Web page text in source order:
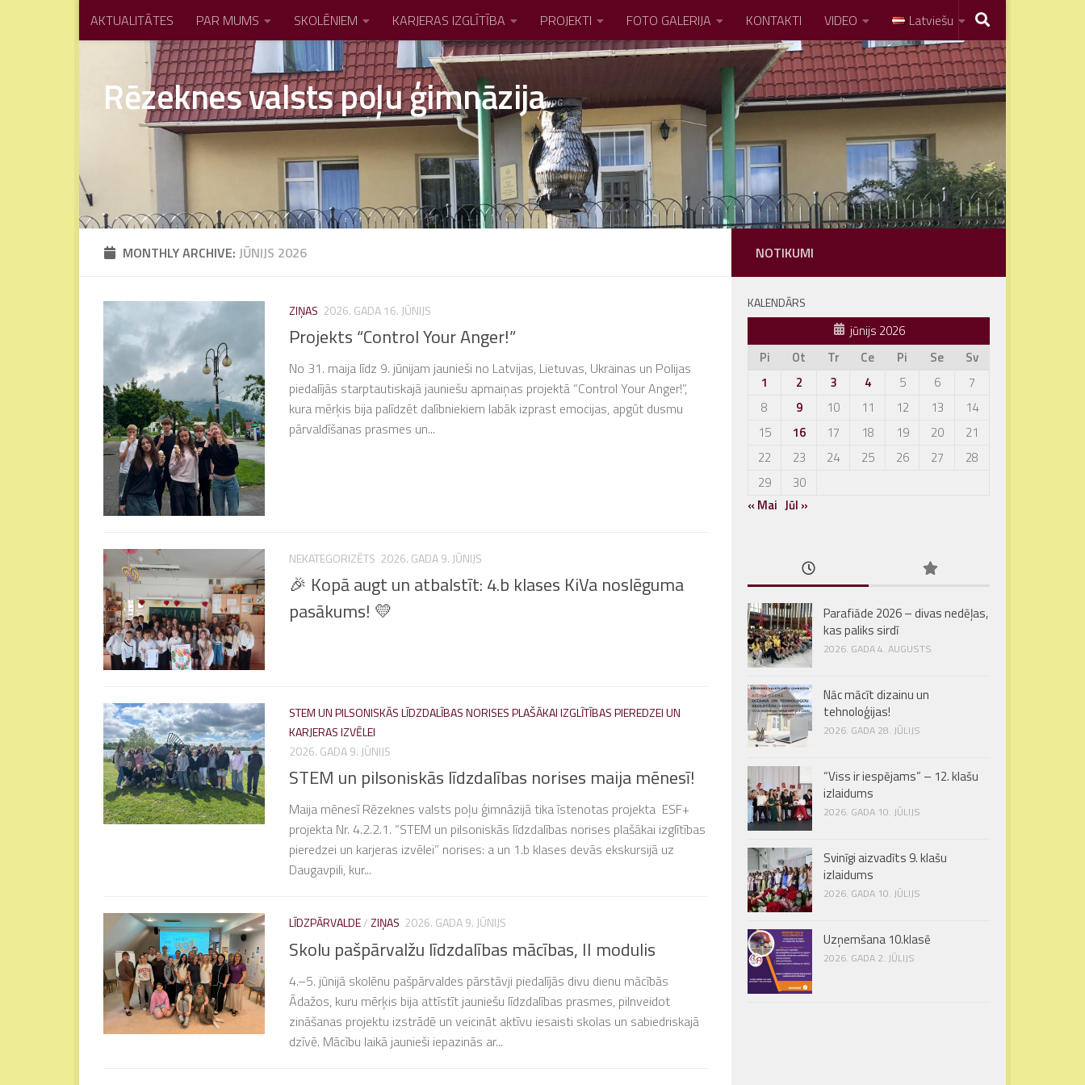
Skip to content
AKTUALITĀTES PAR MUMS SKOLĒNIEM KARJERAS IZGLĪTĪBA PROJEKTI FOTO GALERIJA KONTAKTI VIDEO Latviešu
Rēzeknes valsts poļu ģimnāzija
MONTHLY ARCHIVE: JŪNIJS 2026
ZIŅAS 2026. GADA 16. JŪNIJS
Projekts “Control Your Anger!”
No 31. maija līdz 9. jūnijam jaunieši no Latvijas, Lietuvas, Ukrainas un Polijas
piedalījās starptautiskajā jauniešu apmaiņas projektā “Control Your Anger!”,
kura mērķis bija palīdzēt dalībniekiem labāk izprast emocijas, apgūt dusmu
pārvaldīšanas prasmes un...
NEKATEGORIZĒTS 2026. GADA 9. JŪNIJS
🎉 Kopā augt un atbalstīt: 4.b klases KiVa noslēguma
pasākums! 💛
STEM UN PILSONISKĀS LĪDZDALĪBAS NORISES PLAŠĀKAI IZGLĪTĪBAS PIEREDZEI UN
KARJERAS IZVĒLEI
2026. GADA 9. JŪNIJS
STEM un pilsoniskās līdzdalības norises maija mēnesī!
Maija mēnesī Rēzeknes valsts poļu ģimnāzijā tika īstenotas projekta ESF+
projekta Nr. 4.2.2.1. “STEM un pilsoniskās līdzdalības norises plašākai izglītības
pieredzei un karjeras izvēlei” norises: a un 1.b klases devās ekskursijā uz
Daugavpili, kur...
LĪDZPĀRVALDE/ZIŅAS 2026. GADA 9. JŪNIJS
Skolu pašpārvalžu līdzdalības mācības, II modulis
4.–5. jūnijā skolēnu pašpārvaldes pārstāvji piedalījās divu dienu mācībās
Ādažos, kuru mērķis bija attīstīt jauniešu līdzdalības prasmes, pilnveidot
zināšanas projektu izstrādē un veicināt aktīvu iesaisti skolas un sabiedriskajā
dzīvē. Mācību laikā jaunieši iepazinās ar...
NOTIKUMI
KALENDĀRS
jūnijs 2026
Pi
Ot Tr Ce Pi Se
Sv
1
2 3 4 5 6
7
8
9 10 11 12 13
14
15
16 17 18 19 20
21
22
23 24 25 26 27
28
29
30
« Mai Jūl »
Parafiāde 2026 – divas nedēļas,
kas paliks sirdī
2026. GADA 4. AUGUSTS
Nāc mācīt dizainu un
tehnoloģijas!
2026. GADA 28. JŪLIJS
“Viss ir iespējams” – 12. klašu
izlaidums
2026. GADA 10. JŪLIJS
Svinīgi aizvadīts 9. klašu
izlaidums
2026. GADA 10. JŪLIJS
Uzņemšana 10.klasē
2026. GADA 2. JŪLIJS